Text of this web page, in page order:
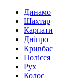
Динамо
Шахтар
Карпати
Дніпро
Кривбас
Полісся
Рух
Колос